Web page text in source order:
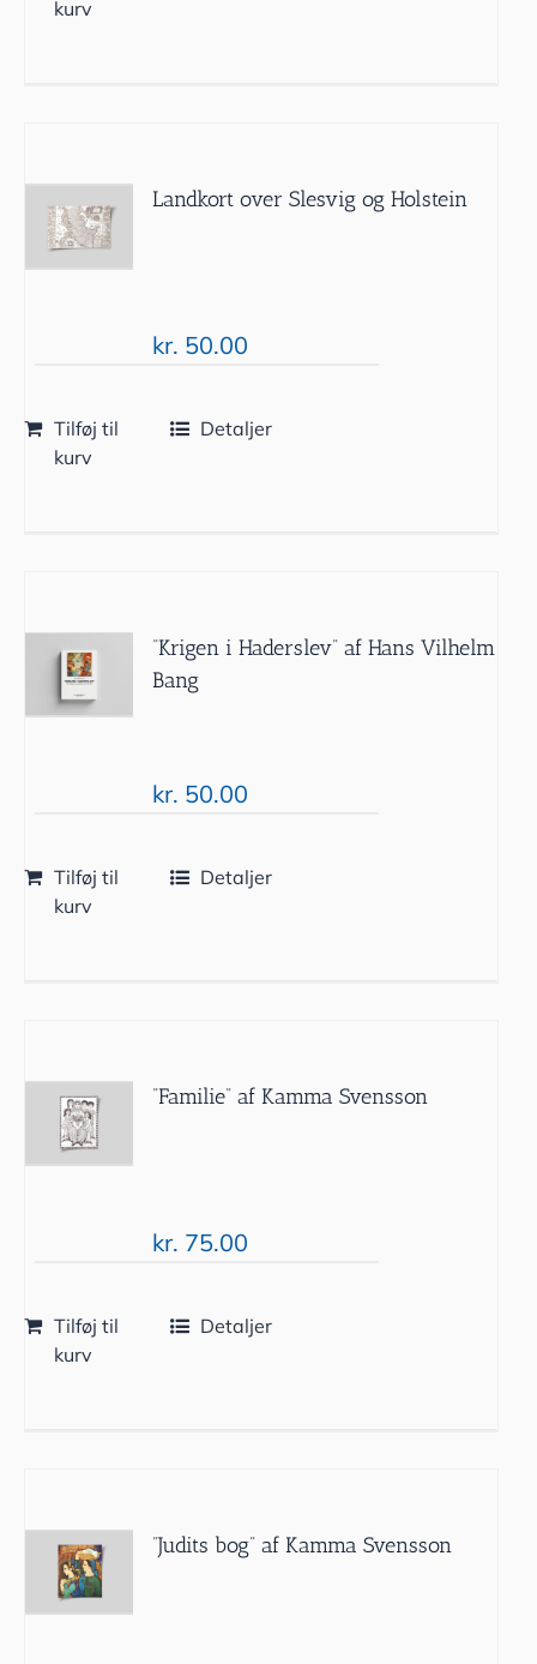
kurv
Landkort over Slesvig og Holstein
kr. 50.00
Tilføj til
kurv
Detaljer
“Krigen i Haderslev” af Hans Vilhelm
Bang
kr. 50.00
Tilføj til
kurv
Detaljer
”Familie” af Kamma Svensson
kr. 75.00
Tilføj til
kurv
Detaljer
”Judits bog” af Kamma Svensson